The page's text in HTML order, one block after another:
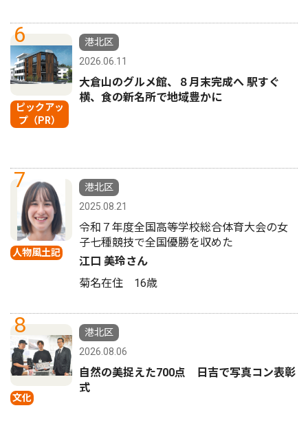
6
ピックアッ
プ（PR）
港北区
2026.06.11
大倉山のグルメ館、８月末完成へ 駅すぐ
横、食の新名所で地域豊かに
7
人物風土記
港北区
2025.08.21
令和７年度全国高等学校総合体育大会の女
子七種競技で全国優勝を収めた
江口 美玲さん
菊名在住 16歳
8
文化
港北区
2026.08.06
自然の美捉えた700点 日吉で写真コン表彰
式